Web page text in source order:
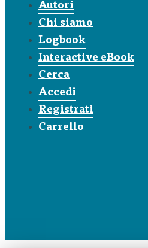
Autori
Chi siamo
Logbook
Interactive eBook
Cerca
Accedi
Registrati
Carrello